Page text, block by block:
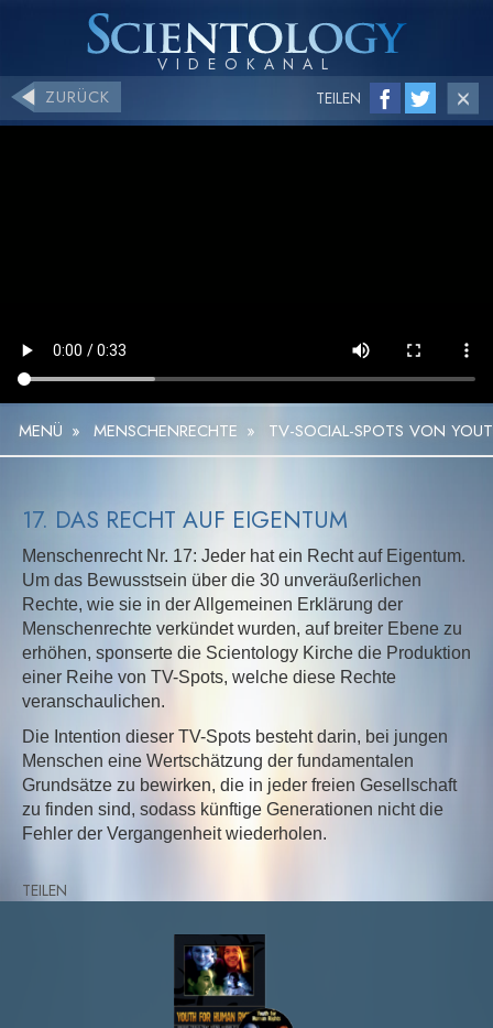
ZURÜCK TEILEN
MENÜ » MENSCHENRECHTE » TV-SOCIAL-SPOTS VON
17. DAS RECHT AUF EIGENTUM
Menschenrecht Nr. 17: Jeder hat ein Recht auf Eigentum.
Um das Bewusstsein über die 30 unveräußerlichen
Rechte, wie sie in der Allgemeinen Erklärung der
Menschenrechte verkündet wurden, auf breiter Ebene zu
erhöhen, sponserte die Scientology Kirche die Produktion
einer Reihe von TV-Spots, welche diese Rechte
veranschaulichen.
Die Intention dieser TV-Spots besteht darin, bei jungen
Menschen eine Wertschätzung der fundamentalen
Grundsätze zu bewirken, die in jeder freien Gesellschaft
zu finden sind, sodass künftige Generationen nicht die
Fehler der Vergangenheit wiederholen.
TEILEN